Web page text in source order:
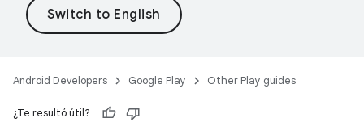
Android Developers Google Play Other Play guides
¿Te resultó útil?